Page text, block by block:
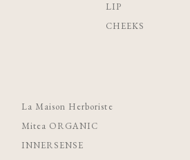
LIP
CHEEKS
La Maison Herboriste
Mitea ORGANIC
INNERSENSE